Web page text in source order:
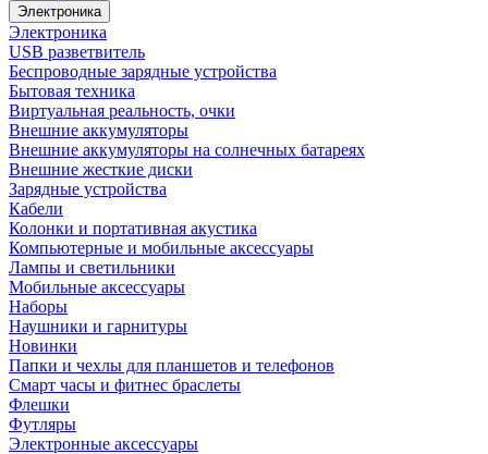
Электроника
Электроника
USB разветвитель
Беспроводные зарядные устройства
Бытовая техника
Виртуальная реальность, очки
Внешние аккумуляторы
Внешние аккумуляторы на солнечных батареях
Внешние жесткие диски
Зарядные устройства
Кабели
Колонки и портативная акустика
Компьютерные и мобильные аксессуары
Лампы и светильники
Мобильные аксессуары
Наборы
Наушники и гарнитуры
Новинки
Папки и чехлы для планшетов и телефонов
Смарт часы и фитнес браслеты
Флешки
Футляры
Электронные аксессуары